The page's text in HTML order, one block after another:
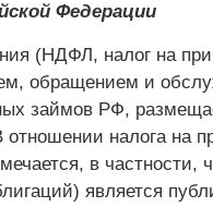
Федерации
(НДФЛ, налог на
обращением и
займов РФ,
отношении налога на
в частности,
является